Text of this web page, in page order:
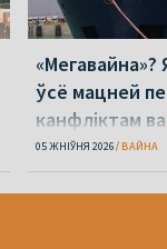
«Мегавайна»?
ўсё мацней
канфліктам
05 ЖНІЎНЯ 2026 ВАЙНА